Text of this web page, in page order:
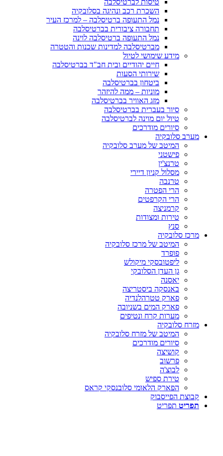
טיסות לברטיסלבה
השכרת רכב ונהיגה בסלובקיה
נמל התעופה ברטיסלבה – למרכז העיר
תחבורה ציבורית בברטיסלבה
נמל התעופה ברטיסלבה לוינה
מברטיסלבה למדינות שכנות והטטרה
מידע שימושי לטיול
חיים יהודיים ובית חב"ד בברטיסלבה
שירותי הסעות
ביטחון בברטיסלבה
מוניות – ממה להיזהר
מזג האוויר בברטיסלבה
סיור בעברית בברטיסלבה
טיול יום מוינה לברטיסלבה
סיורים מודרכים
מערב סלובקיה
המיטב של מערב סלובקיה
פישטני
טרנצ'ין
מסלול קניון דיירי
טרנבה
הרי הפטרה
הרי הקרפטים
קרמניצה
טירות ומצודות
סנץ
מרכז סלובקיה
המיטב של מרכז סלובקיה
פופרד
ליפטובסקי מיקולש
גן העדן הסלובקי
יאסנה
באנסקה ביסטריצה
פארק טטרהלנדיה
פארק המים בשניובה
מערות קרח ונטיפים
מזרח סלובקיה
המיטב של מזרח סלובקיה
סיורים מודרכים
קושיצה
פרשוב
לבוצ'ה
טירת ספיש
הפארק הלאומי סלובנסקי קראס
קבוצת הפייסבוק
תפריט תפריט